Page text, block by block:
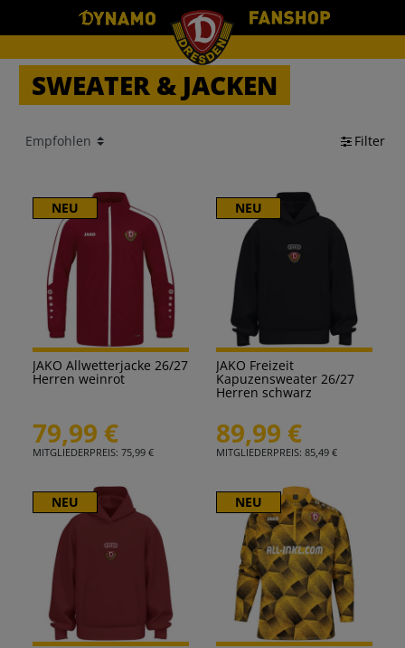
SWEATER & JACKEN
Filter
NEU
JAKO Allwetterjacke 26/27
Herren weinrot
79,99 €
MITGLIEDERPREIS: 75,99 €
NEU
JAKO Freizeit
Kapuzensweater 26/27
Herren schwarz
89,99 €
MITGLIEDERPREIS: 85,49 €
NEU NEU